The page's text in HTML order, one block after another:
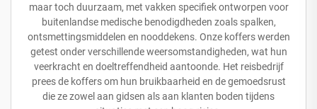
maar toch duurzaam, met vakken specifiek ontworpen voor
buitenlandse medische benodigdheden zoals spalken,
ontsmettingsmiddelen en nooddekens. Onze koffers werden
getest onder verschillende weersomstandigheden, wat hun
veerkracht en doeltreffendheid aantoonde. Het reisbedrijf
prees de koffers om hun bruikbaarheid en de gemoedsrust
die ze zowel aan gidsen als aan klanten boden tijdens